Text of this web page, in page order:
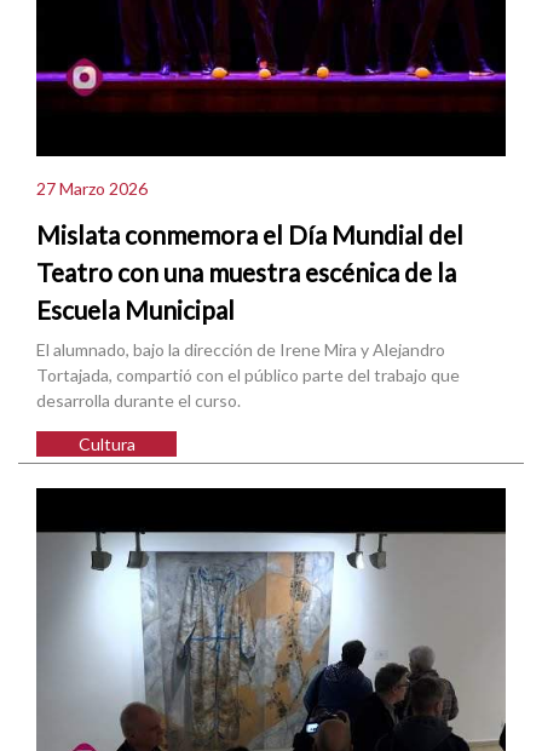
27 Marzo 2026
Mislata conmemora el Día Mundial del
Teatro con una muestra escénica de la
Escuela Municipal
El alumnado, bajo la dirección de Irene Mira y Alejandro
Tortajada, compartió con el público parte del trabajo que
desarrolla durante el curso.
Cultura